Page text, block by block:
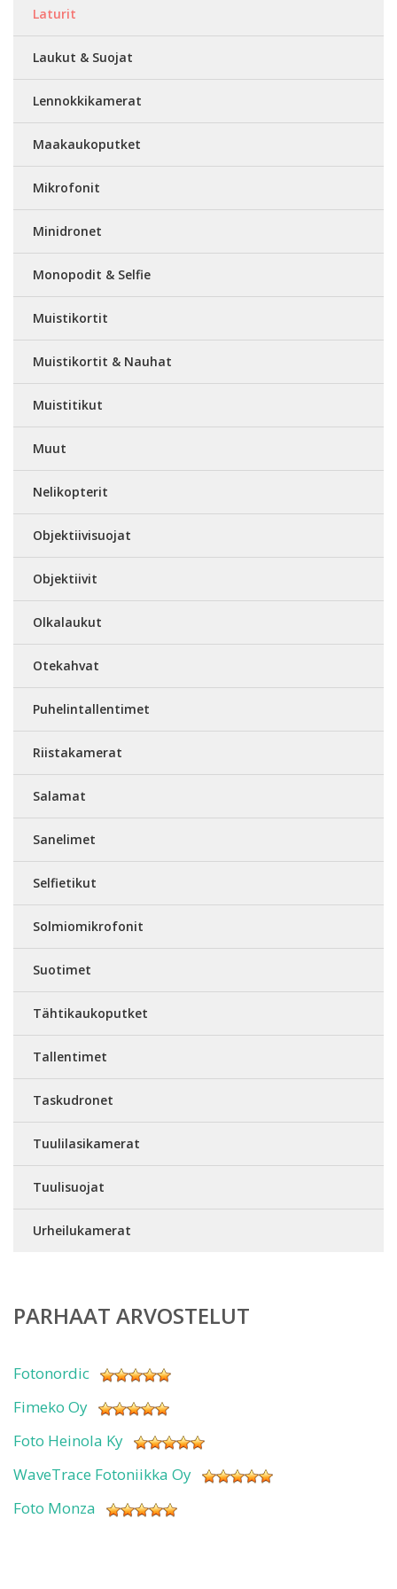
Laturit
Laukut & Suojat
Lennokkikamerat
Maakaukoputket
Mikrofonit
Minidronet
Monopodit & Selfie
Muistikortit
Muistikortit & Nauhat
Muistitikut
Muut
Nelikopterit
Objektiivisuojat
Objektiivit
Olkalaukut
Otekahvat
Puhelintallentimet
Riistakamerat
Salamat
Sanelimet
Selfietikut
Solmiomikrofonit
Suotimet
Tähtikaukoputket
Tallentimet
Taskudronet
Tuulilasikamerat
Tuulisuojat
Urheilukamerat
PARHAAT ARVOSTELUT
Fotonordic
Fimeko Oy
Foto Heinola Ky
WaveTrace Fotoniikka Oy
Foto Monza